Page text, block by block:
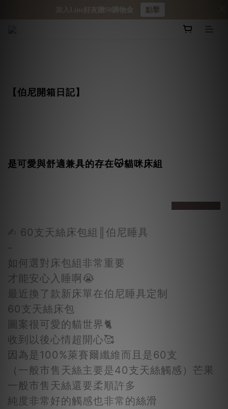
【伯尼開箱日記】
是可愛與舒適兼具的存在😽貓咪床組
✍︎ 60支天絲床包組║伯尼睡具
-
如何選對床包組非常重要
才能安心入睡啊😭
最近換了款新床單在伯尼睡具定制
60支天絲床包
圖案很可愛的貓世界🐈
收到以後心情超開心🥰
因為是100%萊賽爾纖維而且是60支
（一般市售天絲主要是40支天絲觸感）芒果
一般市售天絲還要柔順許多
純度非常好的觸感也非常的絲滑
加入Line好友贈50購物金 點擊